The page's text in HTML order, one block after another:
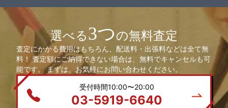
選べる3つの無料査定
査定にかかる費用はもちろん、配送料・出張料などは全て無
料！ 査定額にご納得できない場合は、無料でキャンセルも可
能です。 まずは、お気軽にお問い合わせください。
受付時間10:00〜20:00
03-5919-6640